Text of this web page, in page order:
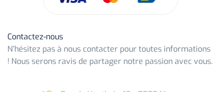
Contactez-nous
N’hésitez pas à nous contacter pour toutes informations
! Nous serons ravis de partager notre passion avec vous.